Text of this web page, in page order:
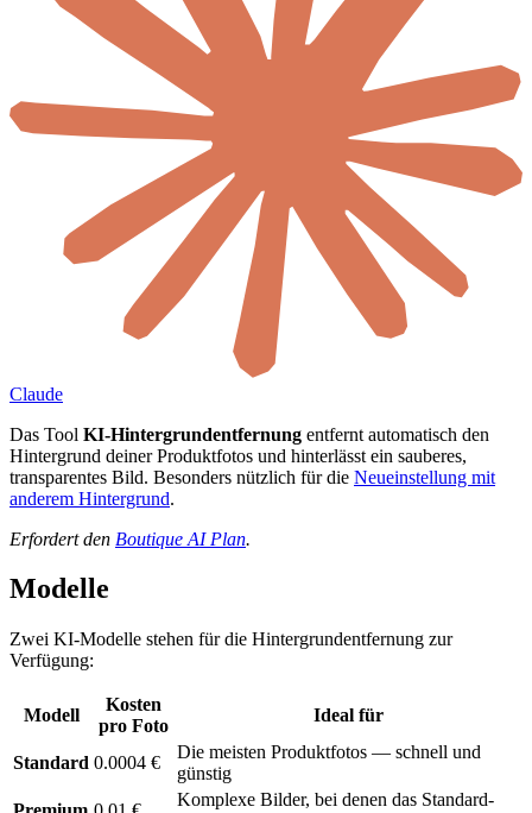
Claude
Das Tool KI-Hintergrundentfernung entfernt automatisch den
Hintergrund deiner Produktfotos und hinterlässt ein sauberes,
transparentes Bild. Besonders nützlich für die Neueinstellung mit
anderem Hintergrund.
Erfordert den Boutique AI Plan.
Modelle
Zwei KI-Modelle stehen für die Hintergrundentfernung zur
Verfügung:
Modell
Kosten
pro Foto
Ideal für
Standard 0.0004 €
Die meisten Produktfotos — schnell und
günstig
Komplexe Bilder, bei denen das Standard-